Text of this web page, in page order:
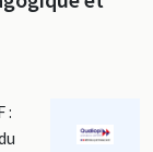
: